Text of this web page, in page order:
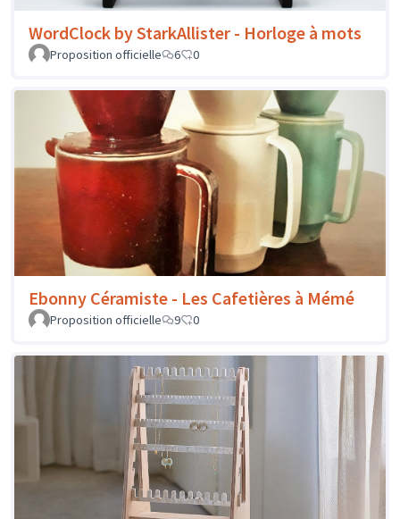
WordClock by StarkAllister - Horloge à mots
Proposition officielle 6 0
Ebonny Céramiste - Les Cafetières à Mémé
Proposition officielle 9 0